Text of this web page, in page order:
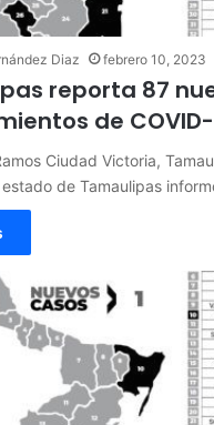
Diaz febrero 10, 2023
reporta 87
de COVID-
Ciudad Victoria,
de Tamaulipas